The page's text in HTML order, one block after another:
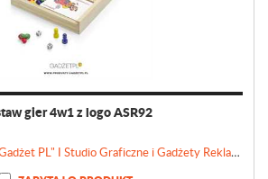
gier 4w1 z logo ASR92
Agencja Reklamowa "Gadżet PL" I Studio Graficzne i Gadżety Reklamowe